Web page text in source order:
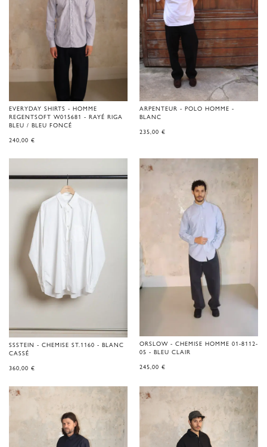
EVERYDAY SHIRTS - HOMME
REGENTSOFT W015681 - RAYÉ RIGA
BLEU / BLEU FONCÉ
240,00 €
ARPENTEUR - POLO HOMME -
BLANC
235,00 €
SSSTEIN - CHEMISE ST.1160 - BLANC
CASSÉ
360,00 €
ORSLOW - CHEMISE HOMME 01-8112-
05 - BLEU CLAIR
245,00 €